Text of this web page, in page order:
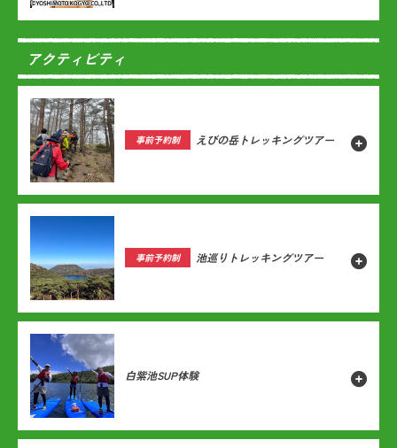
アクティビティ
事前予約制 えびの岳トレッキングツアー
事前予約制 池巡りトレッキングツアー
白紫池SUP体験